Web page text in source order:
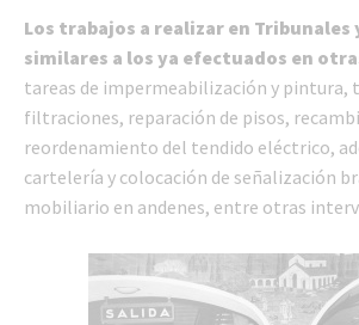
Los trabajos a realizar en Tribunales
similares a los ya efectuados en
tareas de impermeabilización y pintura,
filtraciones, reparación de pisos,
reordenamiento del tendido eléctrico,
cartelería y colocación de señalización
mobiliario en andenes, entre otras